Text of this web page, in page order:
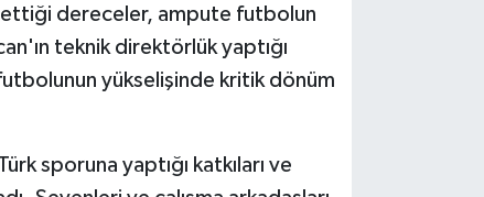
ettiği dereceler, ampute futbolun
teknik direktörlük yaptığı
yükselişinde kritik dönüm
sporuna yaptığı katkıları ve